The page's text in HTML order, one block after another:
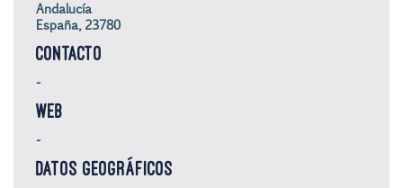
Andalucía
España, 23780
CONTACTO
-
WEB
-
DATOS GEOGRÁFICOS